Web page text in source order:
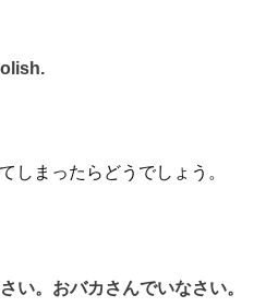
しまったらどうでしょう。
い。おバカさんでいなさい。